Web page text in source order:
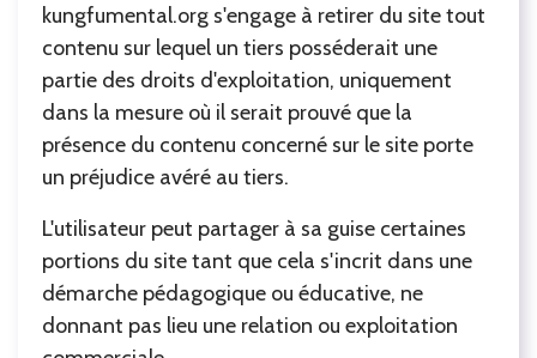
kungfumental.org s'engage à retirer du site tout
contenu sur lequel un tiers posséderait une
partie des droits d'exploitation, uniquement
dans la mesure où il serait prouvé que la
présence du contenu concerné sur le site porte
un préjudice avéré au tiers.
L'utilisateur peut partager à sa guise certaines
portions du site tant que cela s'incrit dans une
démarche pédagogique ou éducative, ne
donnant pas lieu une relation ou exploitation